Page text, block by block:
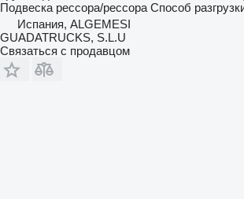
Подвеска рессора/рессора Способ
Испания, ALGEMESI
GUADATRUCKS, S.L.U
Связаться с продавцом